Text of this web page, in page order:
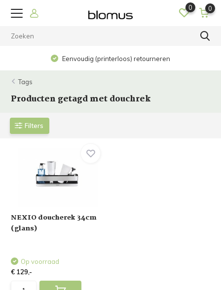
0 0
Eenvoudig (printerloos) retourneren
Tags
Producten getagd met douchrek
Filters
NEXIO doucherek 34cm
(glans)
Op voorraad
€ 129,-